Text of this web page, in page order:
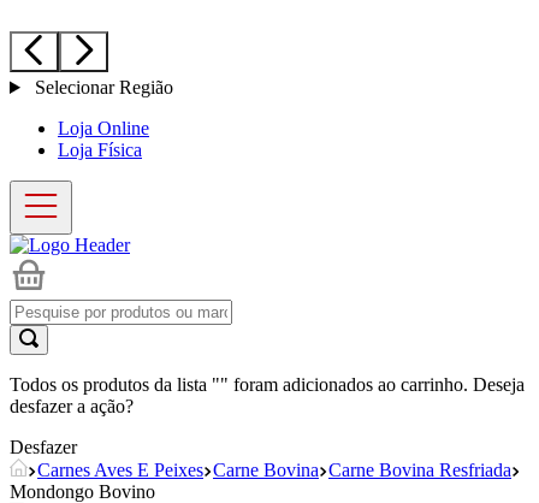
Selecionar Região
Loja Online
Loja Física
Todos os produtos da lista "" foram adicionados ao carrinho. Deseja
desfazer a ação?
Desfazer
Carnes Aves E Peixes Carne Bovina Carne Bovina Resfriada
Mondongo Bovino